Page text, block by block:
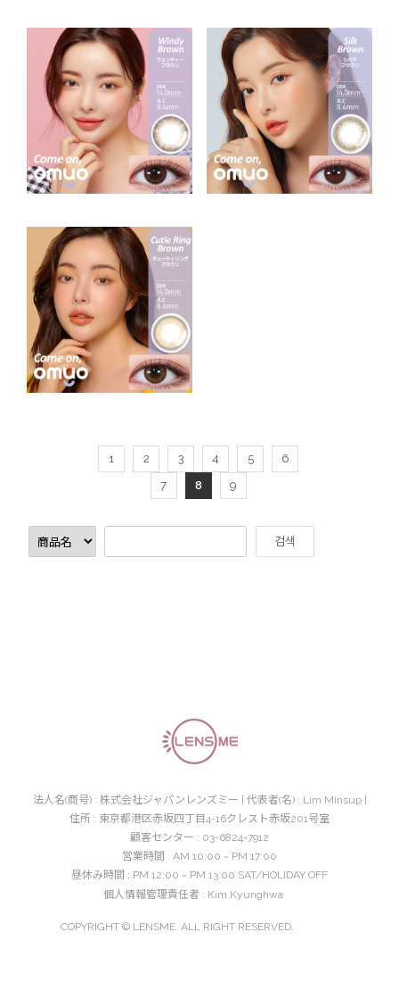
1 2 3 4 5
6
7
8 9
法人名(商号) : 株式会社ジャパンレンズミー | 代表者(名) : Lim Minsup |
住所 : 東京都港区赤坂四丁目4-16クレスト赤坂201号室
顧客センター : 03-6824-7912
営業時間 : AM 10:00 ~ PM 17:00
昼休み時間 : PM 12:00 ~ PM 13:00 SAT/HOLIDAY OFF
個人情報管理責任者 : Kim Kyunghwa
COPYRIGHT © LENSME. ALL RIGHT RESERVED.